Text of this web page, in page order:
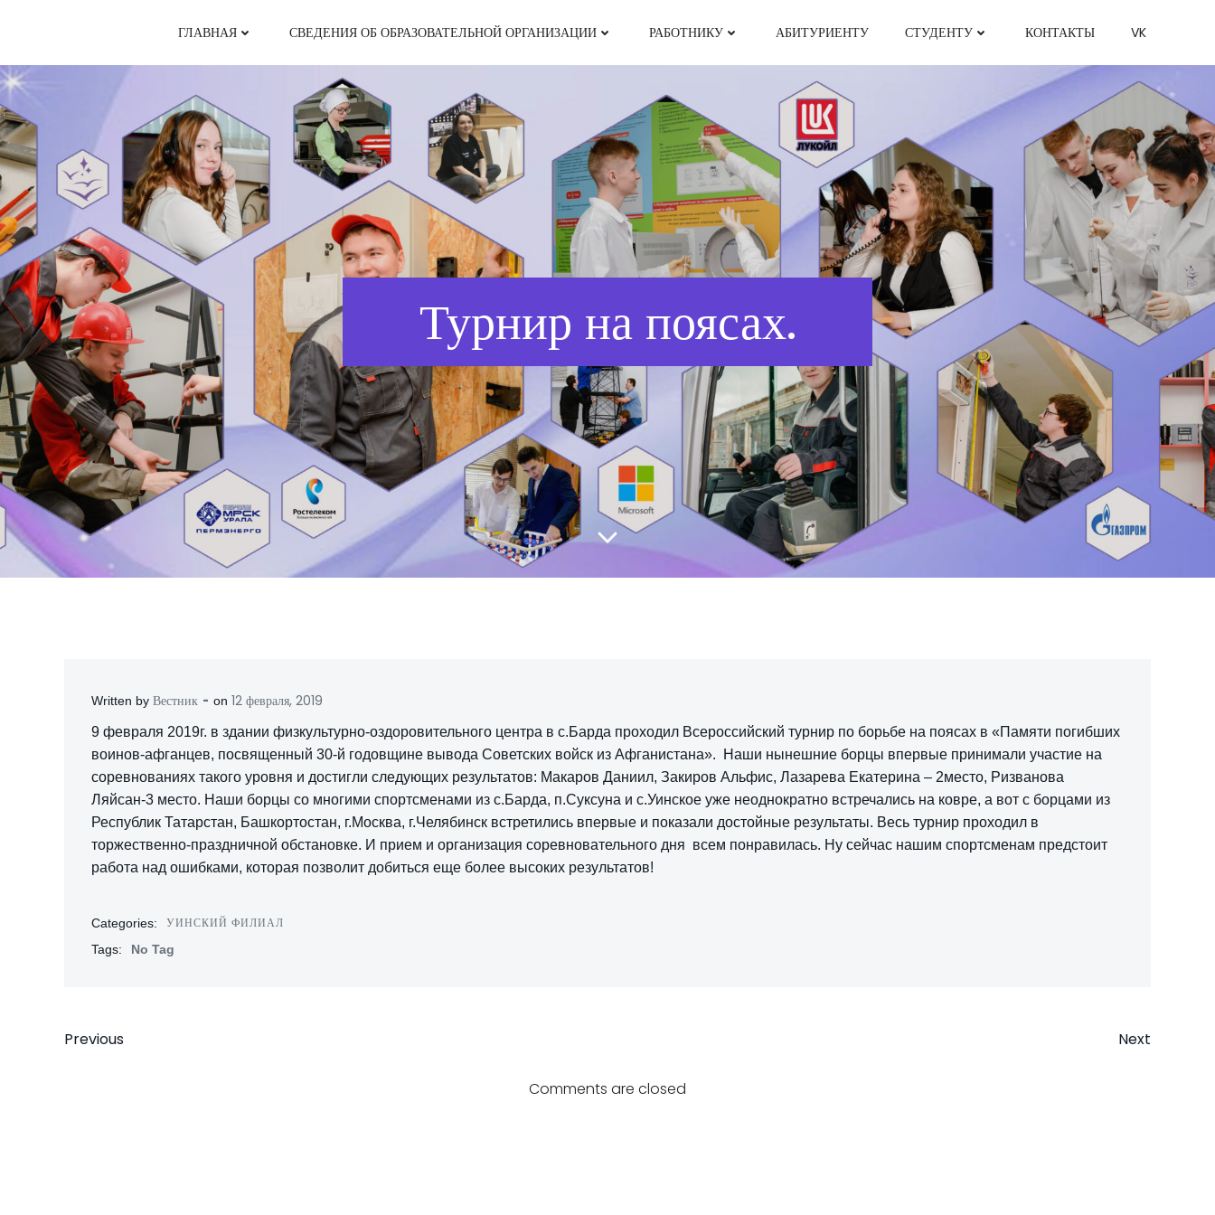
ГЛАВНАЯ СВЕДЕНИЯ ОБ ОБРАЗОВАТЕЛЬНОЙ ОРГАНИЗАЦИИ РАБОТНИКУ АБИТУРИЕНТУ СТУДЕНТУ КОНТАКТЫ VK
Турнир на поясах.
Written by Вестник - on 12 февраля, 2019
9 февраля 2019г. в здании физкультурно-оздоровительного центра в с.Барда проходил Всероссийский турнир по борьбе на поясах в «Памяти погибших
воинов-афганцев, посвященный 30-й годовщине вывода Советских войск из Афганистана». Наши нынешние борцы впервые принимали участие на
соревнованиях такого уровня и достигли следующих результатов: Макаров Даниил, Закиров Альфис, Лазарева Екатерина – 2место, Ризванова
Ляйсан-3 место. Наши борцы со многими спортсменами из с.Барда, п.Суксуна и с.Уинское уже неоднократно встречались на ковре, а вот с борцами из
Республик Татарстан, Башкортостан, г.Москва, г.Челябинск встретились впервые и показали достойные результаты. Весь турнир проходил в
торжественно-праздничной обстановке. И прием и организация соревновательного дня всем понравилась. Ну сейчас нашим спортсменам предстоит
работа над ошибками, которая позволит добиться еще более высоких результатов!
Categories: УИНСКИЙ ФИЛИАЛ
Tags: No Tag
Навигация
Previous
по
Next
Comments are closed